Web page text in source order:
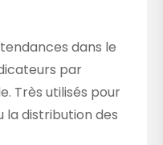
dans le
par
Très utilisés pour
la distribution des